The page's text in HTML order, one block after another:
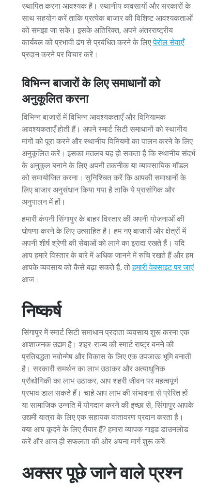
स्थापित करना आवश्यक है। स्थानीय व्यवसायों और सरकारों के
साथ सहयोग करें ताकि प्रत्येक बाजार की विशिष्ट आवश्यकताओं
को समझा जा सके। इसके अतिरिक्त, अपने अंतरराष्ट्रीय
कार्यबल को प्रभावी ढंग से प्रबंधित करने के लिएपेरोल सेवाएँ
प्रदान करने पर विचार करें।
विभिन्न बाजारों के लिए समाधानों को
अनुकूलित करना
विभिन्न बाजारों में विभिन्न आवश्यकताएँ और विनियामक
आवश्यकताएँ होती हैं। अपने स्मार्ट सिटी समाधानों को स्थानीय
मांगों को पूरा करने और स्थानीय विनियमों का पालन करने के लिए
अनुकूलित करें। इसका मतलब यह हो सकता है कि स्थानीय संदर्भ
के अनुकूल बनाने के लिए अपनी तकनीक या व्यावसायिक मॉडल
को समायोजित करना। सुनिश्चित करें कि आपकी समाधानों के
लिए बाजार अनुसंधान किया गया है ताकि ये प्रासंगिक और
अनुपालन में हों।
हमारी कंपनी सिंगापुर के बाहर विस्तार की अपनी योजनाओं की
घोषणा करने के लिए उत्साहित है। हम नए बाजारों और क्षेत्रों में
अपनी शीर्ष श्रेणी की सेवाओं को लाने का इरादा रखते हैं। यदि
आप हमारे विस्तार के बारे में अधिक जानने में रुचि रखते हैं और हम
आपके व्यवसाय को कैसे बढ़ा सकते हैं, तोहमारी वेबसाइट पर जाएं
आज।
निष्कर्ष
सिंगापुर में स्मार्ट सिटी समाधान प्रदाता व्यवसाय शुरू करना एक
आशाजनक उद्यम है। शहर-राज्य की स्मार्ट राष्ट्र बनने की
प्रतिबद्धता नवोन्मेष और विकास के लिए एक उपजाऊ भूमि बनाती
है। सरकारी समर्थन का लाभ उठाकर और अत्याधुनिक
प्रौद्योगिकी का लाभ उठाकर, आप शहरी जीवन पर महत्वपूर्ण
प्रभाव डाल सकते हैं। चाहे आप लाभ की संभावना से प्रेरित हों
या सामाजिक उन्नति में योगदान करने की इच्छा से, सिंगापुर आपके
उद्यमी यात्रा के लिए एक सहायक वातावरण प्रदान करता है।
क्या आप कूदने के लिए तैयार हैं? हमारा व्यापक गाइड डाउनलोड
करें और आज ही सफलता की ओर अपना मार्ग शुरू करें!
अक्सर पूछे जाने वाले प्रश्न